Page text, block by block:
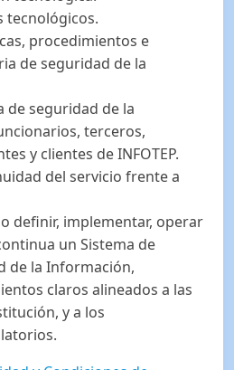
tecnológicos.
procedimientos e
de seguridad de la
de seguridad de la
terceros,
y clientes de INFOTEP.
del servicio frente a
definir, implementar, operar
un Sistema de
de la Información,
claros alineados a las
y a los